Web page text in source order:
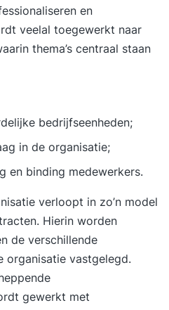
en
veelal toegewerkt naar
thema’s centraal staan
bedrijfseenheden;
in de organisatie;
en binding medewerkers.
verloopt in zo’n model
Hierin worden
de verschillende
organisatie vastgelegd.
gewerkt met